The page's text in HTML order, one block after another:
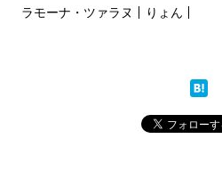
ラモーナ・ツァラヌ
りょん